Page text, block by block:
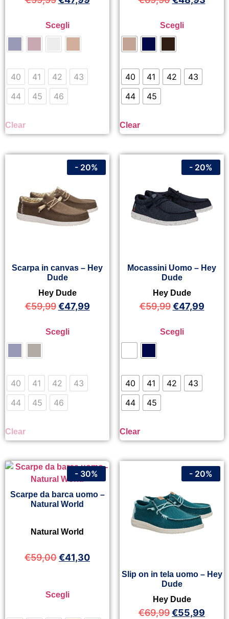
Scegli
40 41 42
43
44
45 46
Clear
Scegli
40 41 42
43
44
45
Clear
Scarpa in canvas – Hey
Dude
Hey Dude
€59,99 €47,99
Scegli
40 41 42
43
44
45 46
Clear
- 20%
Mocassini Uomo – Hey
Dude
Hey Dude
€59,99 €47,99
Scegli
40 41 42
43
44
45
Clear
- 20%
Scarpe da barca uomo –
Natural World
Natural World
€59,00€41,30
Scegli
- 30%
Slip on in tela uomo – Hey
Dude
Hey Dude
€69,99€55,99
- 20%